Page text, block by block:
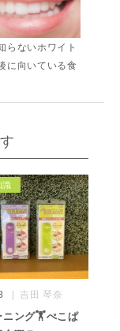
らないホワイト
に向いている食
識
吉田 琴奈
ニング🏋️ぺこぱ